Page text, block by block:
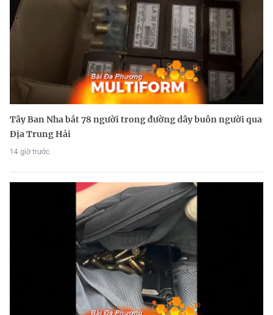
Tây Ban Nha bắt 78 người trong đường dây buôn người qua
Địa Trung Hải
14 giờ trước